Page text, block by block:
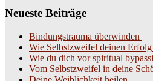
Neueste Beiträge
Bindungstrauma überwinden
Wie Selbstzweifel deinen
Wie du dich vor spiritual
Vom Selbstzweifel in deine